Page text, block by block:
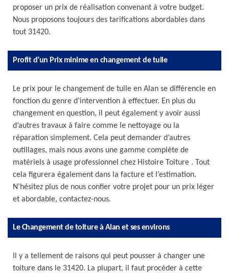
proposer un prix de réalisation convenant à votre budget.
Nous proposons toujours des tarifications abordables dans
tout 31420.
Profit d’un Prix minime en changement de tuile
Le prix pour le changement de tuile en Alan se différencie en
fonction du genre d’intervention à effectuer. En plus du
changement en question, il peut également y avoir aussi
d’autres travaux à faire comme le nettoyage ou la
réparation simplement. Cela peut demander d’autres
outillages, mais nous avons une gamme complète de
matériels à usage professionnel chez Histoire Toiture . Tout
cela figurera également dans la facture et l’estimation.
N’hésitez plus de nous confier votre projet pour un prix léger
et abordable, contactez-nous.
Le Changement de toiture à Alan et ses environs
Il y a tellement de raisons qui peut pousser à changer une
toiture dans le 31420. La plupart, il faut procéder à cette